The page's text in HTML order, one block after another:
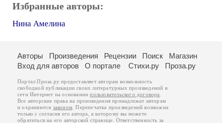
Избранные авторы:
Нина Амелина
Авторы Произведения Рецензии Поиск
Магазин
Вход для авторов
О портале Стихи.ру Проза.ру
Портал Проза.ру предоставляет авторам возможность
свободной публикации своих литературных произведений в
сети Интернет на основаниипользовательского договора
Все авторские права на произведения принадлежат авторам
и охраняются законом . Перепечатка произведений возможна
только с согласия его автора, к которому вы можете
обратиться на его авторской странице. Ответственность за